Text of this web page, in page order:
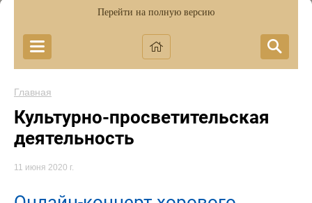
Перейти на полную версию
Главная
Культурно-просветительская
деятельность
11 июня 2020 г.